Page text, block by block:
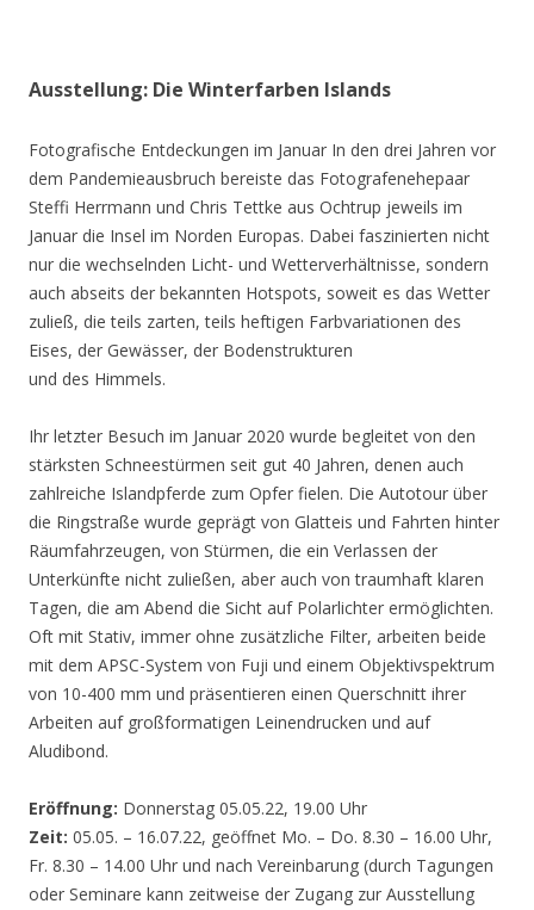
Ausstellung: Die Winterfarben Islands
Fotografische Entdeckungen im Januar In den drei Jahren vor
dem Pandemieausbruch bereiste das Fotografenehepaar
Steffi Herrmann und Chris Tettke aus Ochtrup jeweils im
Januar die Insel im Norden Europas. Dabei faszinierten nicht
nur die wechselnden Licht- und Wetterverhältnisse, sondern
auch abseits der bekannten Hotspots, soweit es das Wetter
zuließ, die teils zarten, teils heftigen Farbvariationen des
Eises, der Gewässer, der Bodenstrukturen
und des Himmels.
Ihr letzter Besuch im Januar 2020 wurde begleitet von den
stärksten Schneestürmen seit gut 40 Jahren, denen auch
zahlreiche Islandpferde zum Opfer fielen. Die Autotour über
die Ringstraße wurde geprägt von Glatteis und Fahrten hinter
Räumfahrzeugen, von Stürmen, die ein Verlassen der
Unterkünfte nicht zuließen, aber auch von traumhaft klaren
Tagen, die am Abend die Sicht auf Polarlichter ermöglichten.
Oft mit Stativ, immer ohne zusätzliche Filter, arbeiten beide
mit dem APSC-System von Fuji und einem Objektivspektrum
von 10-400 mm und präsentieren einen Querschnitt ihrer
Arbeiten auf großformatigen Leinendrucken und auf
Aludibond.
Eröffnung: Donnerstag 05.05.22, 19.00 Uhr
Zeit: 05.05. – 16.07.22, geöffnet Mo. – Do. 8.30 – 16.00 Uhr,
Fr. 8.30 – 14.00 Uhr und nach Vereinbarung (durch Tagungen
oder Seminare kann zeitweise der Zugang zur Ausstellung